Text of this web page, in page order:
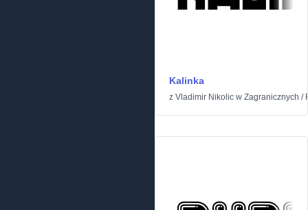
Kalinka
z Vladimir Nikolic w Zagranicznych /